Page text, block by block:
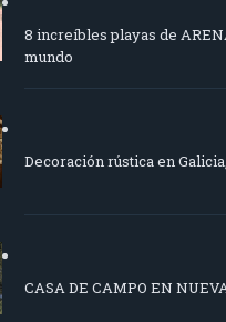
8 increíbles playas de
mundo
Decoración rústica en
CASA DE CAMPO EN